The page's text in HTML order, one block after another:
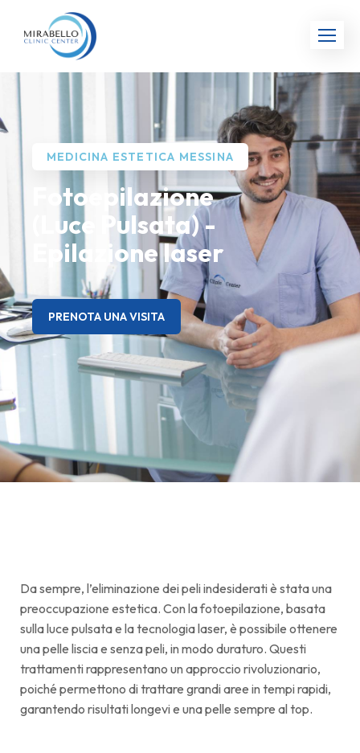
MEDICINA ESTETICA MESSINA
Fotoepilazione
(Luce Pulsata) -
Epilazione laser
PRENOTA UNA VISITA
Da sempre, l’eliminazione dei peli indesiderati è stata una
preoccupazione estetica. Con la fotoepilazione, basata
sulla luce pulsata e la tecnologia laser, è possibile ottenere
una pelle liscia e senza peli, in modo duraturo. Questi
trattamenti rappresentano un approccio rivoluzionario,
poiché permettono di trattare grandi aree in tempi rapidi,
garantendo risultati longevi e una pelle sempre al top.